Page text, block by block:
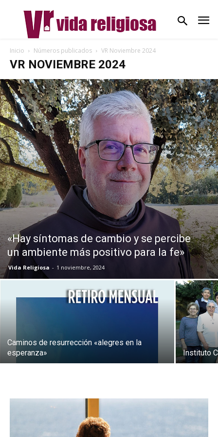
Inicio Números publicados VR Noviembre 2024
VR NOVIEMBRE 2024
«Hay síntomas de cambio y se percibe
un ambiente más positivo para la fe»
Vida Religiosa - 1 noviembre, 2024
Caminos de resurrección «alegres en la
esperanza»
Instituto